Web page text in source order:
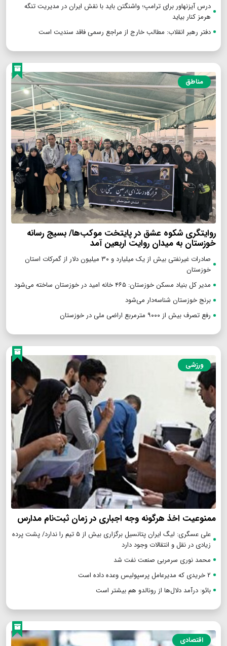
درس آیزنهاور برای ترامپ؛ واشنگتن باید با نقش ایران در مدیریت تنگه
هرمز کنار بیاید
دفتر رهبر انقلاب: مطالب خارج از مراجع رسمی فاقد سندیت است
مناطق
روایتگری شکوه عشق در پایتخت موکب‌ها/ بسیج رسانه
خوزستان به میدان روایت اربعین آمد
صادرات غیرنفتی بیش از یک میلیارد و ۳۰ میلیون دلار از گمرکات استان
خوزستان
مدیر کل بنیاد مسکن خوزستان: ۴۶۵ خانه امید در خوزستان ساخته می‌شود
برنج خوزستان شناسه‌دار می‌شود
رفع تصرف بیش از ۹۰۰۰ مترمربع اراضی ملی در خوزستان
ورزشی
ممنوعیت اخذ هرگونه وجه اجباری در زمان ثبت‌نام مدارس
علی عسگری: لیگ ایران پتانسیل برگزاری بیش از ۵ تیم را ندارد/ پشت پرده
زیادی در نقل و انتقالات وجود دارد
محمد نوری سرمربی صنعت نفت شد
۲ خریدی که مدیرعامل پرسپولیس وعده داده است
بائو: درآمد دلال‌ها از رونالدو هم بیشتر است
اقتصادی